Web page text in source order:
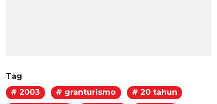
Tag
# 2003
# granturismo
# 20 tahun